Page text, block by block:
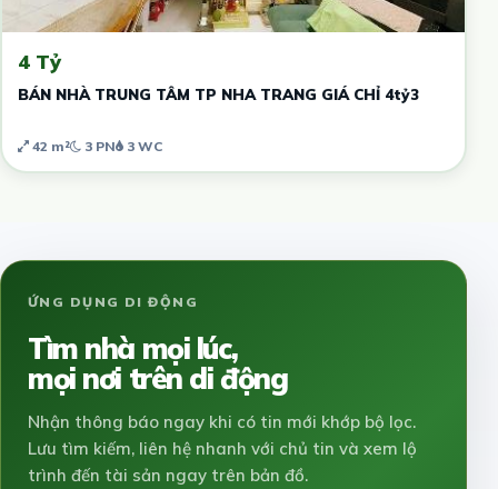
4 Tỷ
BÁN NHÀ TRUNG TÂM TP NHA TRANG GIÁ CHỈ 4tỷ3
42 m² 3 PN 3 WC
ỨNG DỤNG DI ĐỘNG
Tìm nhà mọi lúc,
mọi nơi trên di động
Nhận thông báo ngay khi có tin mới khớp bộ lọc.
Lưu tìm kiếm, liên hệ nhanh với chủ tin và xem lộ
trình đến tài sản ngay trên bản đồ.